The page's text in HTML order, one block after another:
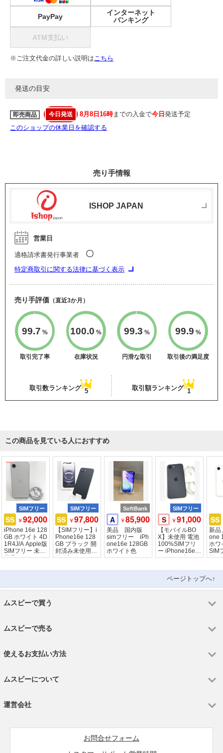
PayPay
インターネット
バンキング
ATM支払い
※ご注文代金の詳しい説明はこちら
発送の目安
即売商品 今日発送 8月8日16時までの入金で今日 発送予定
このショップの休業日を確認する
売り手情報
ISHOP JAPAN
営業日
適格請求書発行事業者 〇
特定商取引に関する法律に基づく表示
売り手評価 （直近3か月）
99.7 %
取引完了率
100.0 %
在庫状況
99.3 %
円滑な取引
99.9 %
取引後の満足度
取引数ランキング 5 取引額ランキング 1
この商品を見ている人におすすめ
SIMフリー
SS ￥92,000
iPhone 16e 128
GB ホワイト 4D
1R4J/A Apple版
SIMフリー 未使
用品
SIMフリー
SS ￥97,800
【SIMフリー】i
Phone16e 128
GB ブラック 開
封済み未使用品
外箱訳あり
SoftBank
A ￥85,900
美品 国内版
simフリー iPh
one16e 128GB
ホワイト色
SIMフリー
S ￥91,000
【モバイルBO
X】未使用 電池
100%SIMフリ
ー iPhone16e 1
28GB ブラッ
SS
新品
one
ホワ
SIM
料
ページトップへ↑
ムスビーで買う
ムスビーで売る
使えるお支払い方法
ムスビーについて
運営会社
お問合せフォーム